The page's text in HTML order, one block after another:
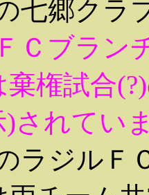
七郷ク
Ｃブラン
権試合
されてい
ラジル